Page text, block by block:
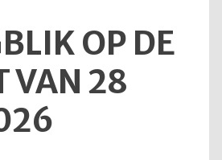
OP DE
VAN 28